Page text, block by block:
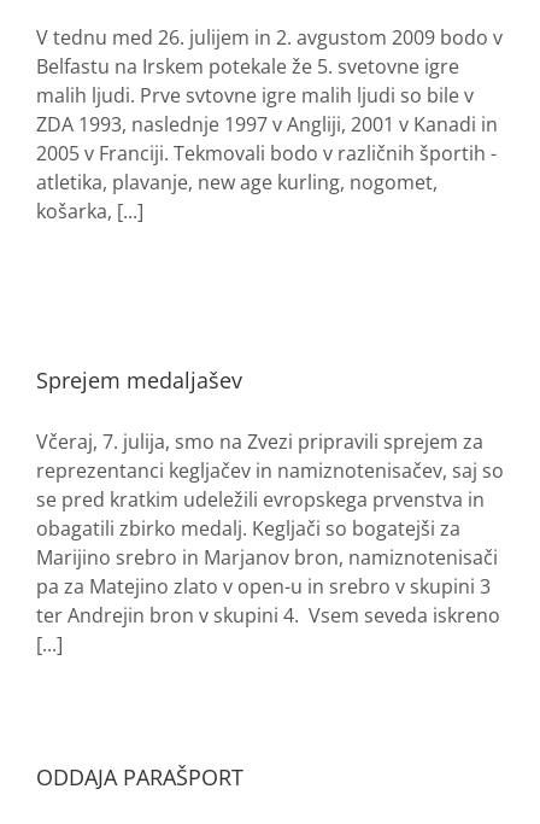
V tednu med 26. julijem in 2. avgustom 2009 bodo v
Belfastu na Irskem potekale že 5. svetovne igre
malih ljudi. Prve svtovne igre malih ljudi so bile v
ZDA 1993, naslednje 1997 v Angliji, 2001 v Kanadi in
2005 v Franciji. Tekmovali bodo v različnih športih -
atletika, plavanje, new age kurling, nogomet,
košarka, [...]
Sprejem medaljašev
Včeraj, 7. julija, smo na Zvezi pripravili sprejem za
reprezentanci kegljačev in namiznotenisačev, saj so
se pred kratkim udeležili evropskega prvenstva in
obagatili zbirko medalj. Kegljači so bogatejši za
Marijino srebro in Marjanov bron, namiznotenisači
pa za Matejino zlato v open-u in srebro v skupini 3
ter Andrejin bron v skupini 4. Vsem seveda iskreno
[...]
ODDAJA PARAŠPORT